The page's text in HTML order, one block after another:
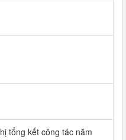
tổng kết công tác năm